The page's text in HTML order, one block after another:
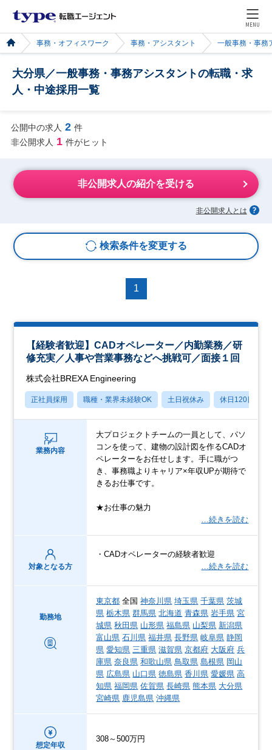
MENU
事務・オフィスワーク 事務・アシスタント 一般事務・事務
大分県／一般事務・事務アシスタントの転職・求
人・中途採用一覧
公開中の求人 2 件
非公開求人 1 件がヒット
非公開求人の紹介を受ける
非公開求人とは
検索条件を変更する
1
【経験者歓迎】CADオペレーター／内勤業務／研
修充実／人事や営業事務などへ挑戦可／面接１回
株式会社BREXA Engineering
正社員採用 職種・業界未経験OK 土日祝休み 休日120日以上
業務内容
大プロジェクトチームの一員として、パソ
コンを使って、建物の設計図を作るCADオ
ペレーターをお任せします。手に職がつ
き、事務職よりキャリア×年収UPが期待で
きるお仕事です。
★お仕事の魅力
…続きを読む
対象となる方
・CADオペレーターの経験者歓迎
…続きを読む
勤務地
東京都 全国神奈川県 埼玉県 千葉県 茨城
県 栃木県 群馬県 北海道 青森県 岩手県 宮
城県 秋田県 山形県 福島県 山梨県 新潟県
富山県 石川県 福井県 長野県 岐阜県 静岡
県 愛知県 三重県 滋賀県 京都府 大阪府 兵
庫県 奈良県 和歌山県 鳥取県 島根県 岡山
県 広島県 山口県 徳島県 香川県 愛媛県 高
知県 福岡県 佐賀県 長崎県 熊本県 大分県
宮崎県 鹿児島県 沖縄県
想定年収
308～500万円